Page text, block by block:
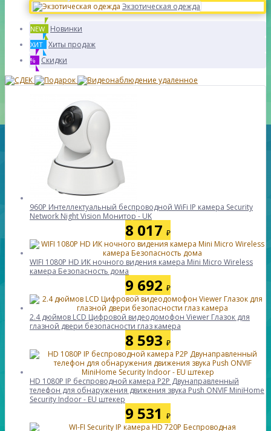
Экзотическая одежда
NEW Новинки
ХИТ Хиты продаж
% Скидки
960P Интеллектуальный беспроводной WiFi IP камера Security
Network Night Vision Монитор - UK
8 017 ₽
WIFI 1080P HD ИК ночного видения камера Mini Micro Wireless
камера Безопасность дома
9 692 ₽
2.4 дюймов LCD Цифровой видеодомофон Viewer Глазок для
глазной двери безопасности глаз камера
8 593 ₽
HD 1080P IP беспроводной камера P2P Двунаправленный
телефон для обнаружения движения звука Push ONVIF MiniHome
Security Indoor - EU штекер
9 531 ₽